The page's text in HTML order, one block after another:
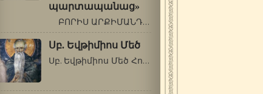
պարտապանաց»
ԲՈՐԻՍ ԱՐՔԻՄԱՆԴՐԻՏ ԽՈԼՉԵՎ (1895-1971…
Սբ. Եվթիմիոս Մեծ
Սբ. Եվթիմիոս Մեծ Հունվարի 20/փետրվարի…